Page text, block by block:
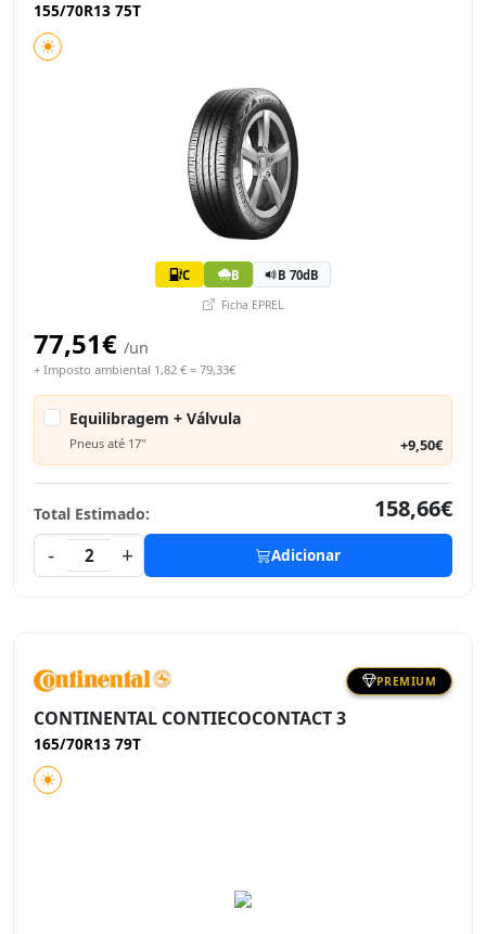
155/70R13 75T
C B B 70dB
Ficha EPREL
77,51€ /un
+ Imposto ambiental 1,82 € = 79,33€
Equilibragem + Válvula
Pneus até 17" +9,50€
Total Estimado:
158,66€
-
2 + Adicionar
PREMIUM
CONTINENTAL CONTIECOCONTACT 3
165/70R13 79T